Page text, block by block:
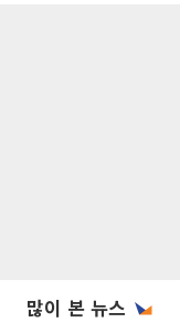
많이 본 뉴스